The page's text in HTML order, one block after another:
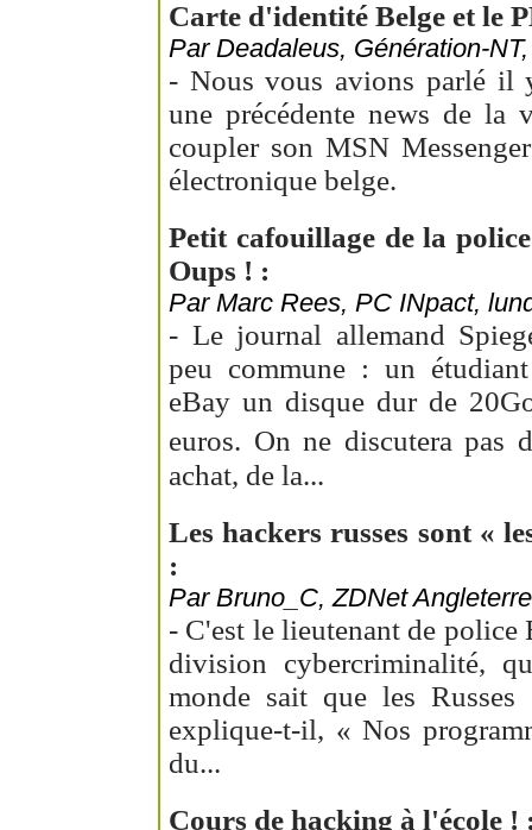
Carte d'identité Belge et le
Par Deadaleus, Génération-
- Nous vous avions parlé il
une précédente news de la
coupler son MSN
électronique belge.
Petit cafouillage de la
Oups ! :
Par Marc Rees, PC INpact,
- Le journal allemand
peu commune : un
eBay un disque dur de
euros. On ne discutera
achat, de la...
Les hackers russes sont «
:
Par Bruno_C, ZDNet
- C'est le lieutenant de
division cybercriminalité,
monde sait que les
explique-t-il, « Nos
du...
Cours de hacking à l'école !